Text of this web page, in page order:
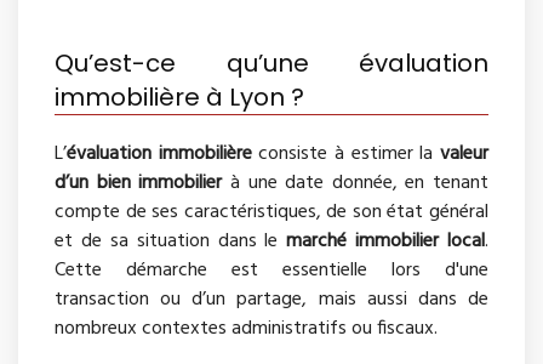
Qu’est-ce qu’une évaluation
immobilière à Lyon ?
L’évaluation immobilièreconsiste à estimer lavaleur
d’un bien immobilierà une date donnée, en tenant
compte de ses caractéristiques, de son état général
et de sa situation dans lemarché immobilier local.
Cette démarche est essentielle lors d'une
transaction ou d’un partage, mais aussi dans de
nombreux contextes administratifs ou fiscaux.